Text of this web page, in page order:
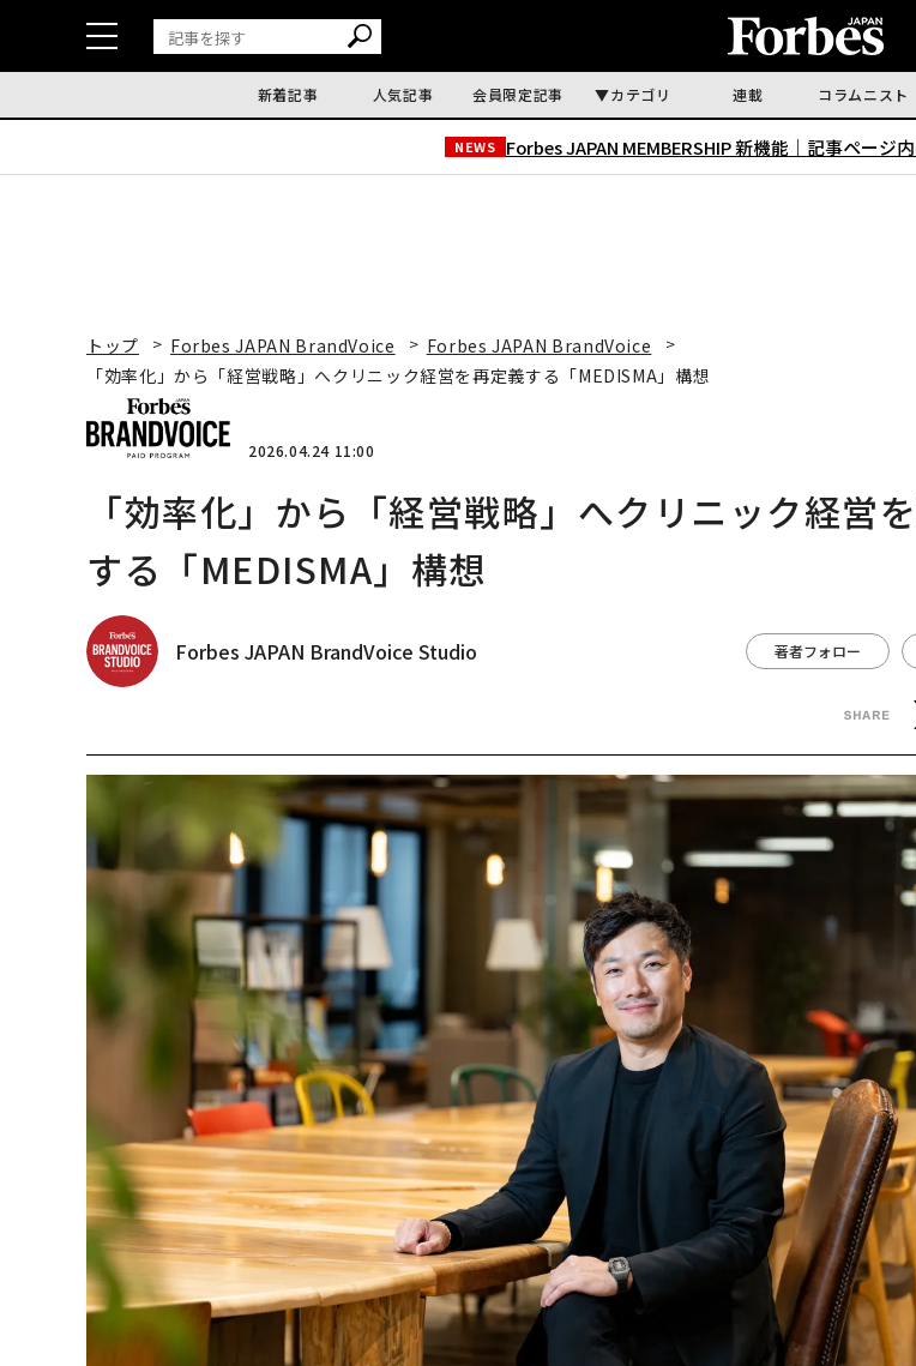
新着記事 人気記事 会員限定記事 カテゴリ 連載 コラムニスト
NEWS Forbes JAPAN MEMBERSHIP 新機能｜ 記事ページ
トップ Forbes JAPAN BrandVoice
Forbes JAPAN BrandVoice
「効率化」から「経営戦略」へクリニック経営を再定義する「MEDISMA」構想
2026.04.24 11:00
「効率化」から「経営戦略」へクリニック経営
する「MEDISMA」構想
Forbes JAPAN BrandVoice Studio 著者フォロー